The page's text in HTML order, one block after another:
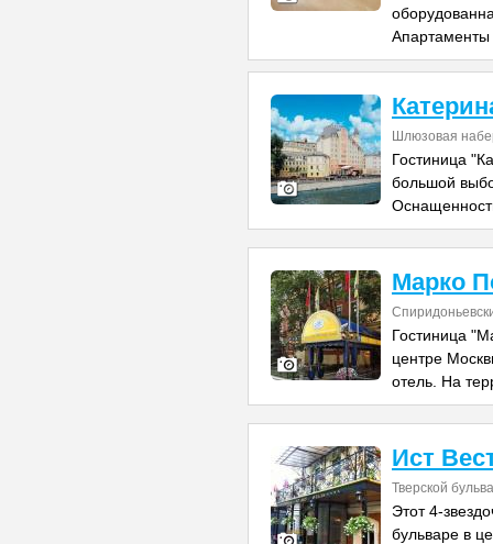
Шлюзовая
Гостиница
большой
Марко
Гостиница
центре
отель. На
Ист
Тверской
Этот 4-
бульваре в